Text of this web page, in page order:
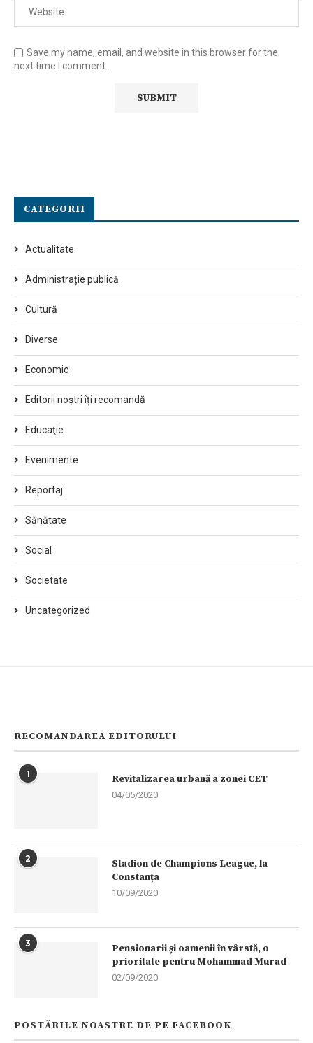
Save my name, email, and website in this browser for the
next time I comment.
CATEGORII
Actualitate
Administrație publică
Cultură
Diverse
Economic
Editorii noștri îți recomandă
Educaţie
Evenimente
Reportaj
Sănătate
Social
Societate
Uncategorized
RECOMANDAREA EDITORULUI
1 Revitalizarea urbană a zonei CET
04/05/2020
2
Stadion de Champions League, la
Constanța
10/09/2020
3
Pensionarii și oamenii în vârstă, o
prioritate pentru Mohammad Murad
02/09/2020
POSTĂRILE NOASTRE DE PE FACEBOOK